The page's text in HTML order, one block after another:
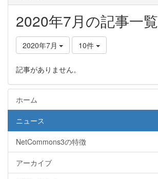
2020年7月の記事一覧
2020年7月 10件
記事がありません。
ホーム
ニュース
NetCommons3の特徴
アーカイブ